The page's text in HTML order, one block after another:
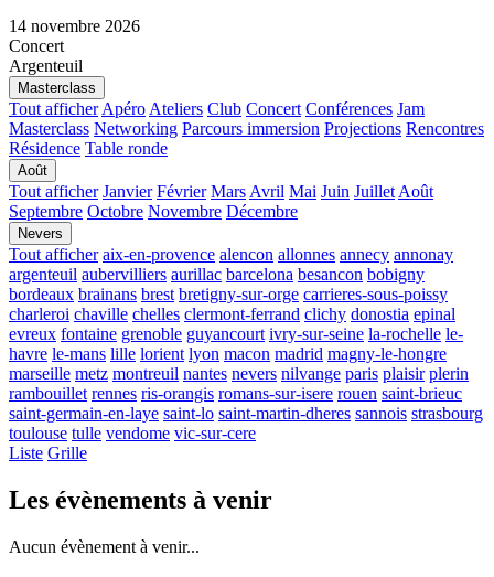
14 novembre 2026
Concert
Argenteuil
Masterclass
Tout afficher Apéro Ateliers Club Concert Conférences Jam
Masterclass Networking Parcours immersion Projections Rencontres
Résidence Table ronde
Août
Tout afficher Janvier Février Mars Avril Mai Juin Juillet Août
Septembre Octobre Novembre Décembre
Nevers
Tout afficher aix-en-provence alencon allonnes annecy annonay
argenteuil aubervilliers aurillac barcelona besancon bobigny
bordeaux brainans brest bretigny-sur-orge carrieres-sous-poissy
charleroi chaville chelles clermont-ferrand clichy donostia epinal
evreux fontaine grenoble guyancourt ivry-sur-seine la-rochelle le-
havre le-mans lille lorient lyon macon madrid magny-le-hongre
marseille metz montreuil nantes nevers nilvange paris plaisir plerin
rambouillet rennes ris-orangis romans-sur-isere rouen saint-brieuc
saint-germain-en-laye saint-lo saint-martin-dheres sannois strasbourg
toulouse tulle vendome vic-sur-cere
Liste Grille
Les évènements à venir
Aucun évènement à venir...